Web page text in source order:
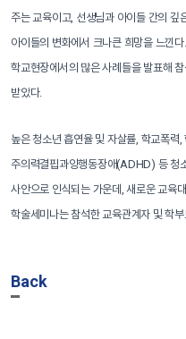
주는 교육이고, 선생님과 아이들 간의 깊
아이들의 변화에서 크나큰 희망을 느낀
학교현장에서의 많은 사례들을 발표해
받았다.
높은 청소년 흡연율 및 자살률, 학교폭력
주의력결핍과잉행동장애(ADHD) 등 청
사안으로 인식되는 가운데, 새로운 교육
학술세미나는 참석한 교육관계자 및 학
Back